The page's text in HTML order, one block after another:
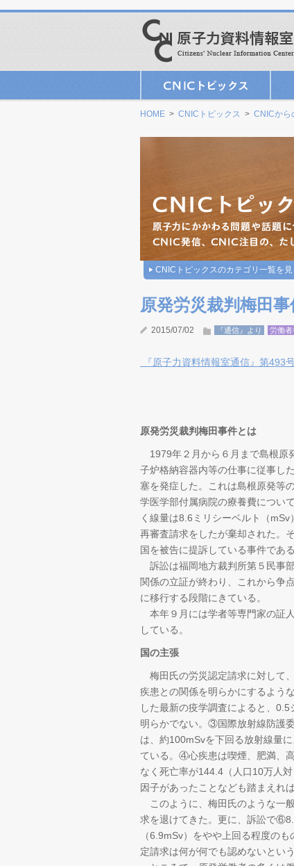
HOME > CNICトピックス > CNICから
CNICトピックスのカテゴリ一覧を見
原発労災裁判梅田事
2015/07/02 『通信』より 労働者
『原子力資料情報室通信』第493
原発労災裁判梅田事件とは
1979年２月から６月まで島根原
子炉格納容器内等の仕事に従事し
塞を発症した。これは島根原発等
学医学部付属病院の療養費につい
く線量は8.6ミリシーベルト（
再審査請求をしたが棄却された。
国を被告に提訴している事件である
訴訟は福岡地方裁判所第５民事
関係の立証が終わり、これから争
に移行する段階にきている。
本年９月には学者等専門家の証
している。
国の主張
梅田氏の労災認定請求に対して
疾患との関係を明らかにするよう
した最新の疫学調査によると、
明らかでない。③国際放射線防護
は、約100mSvを下回る放射線量
ている。④心疾患は喫煙、肥満、
なく死亡率が144.4（人口10万人
因子があったことなども踏まえれ
このように、梅田氏のような一
求を退けてきた。更に、訴訟で
（6.9mSv）をやや上回る程度の
定請求は何が何でも認めないとい